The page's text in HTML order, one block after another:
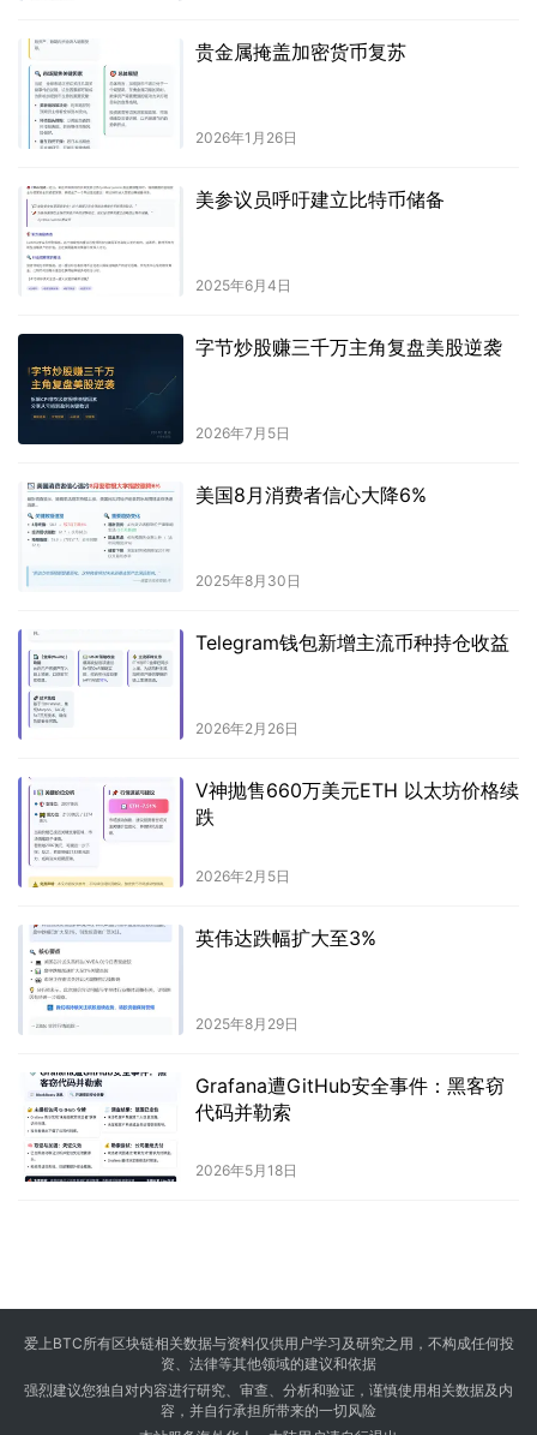
贵金属掩盖加密货币复苏
2026年1月26日
美参议员呼吁建立比特币储备
2025年6月4日
字节炒股赚三千万主角复盘美股逆袭
2026年7月5日
美国8月消费者信心大降6%
2025年8月30日
Telegram钱包新增主流币种持仓收益
2026年2月26日
V神抛售660万美元ETH 以太坊价格续
跌
2026年2月5日
英伟达跌幅扩大至3%
2025年8月29日
Grafana遭GitHub安全事件：黑客窃
代码并勒索
2026年5月18日
爱上BTC所有区块链相关数据与资料仅供用户学习及研究之用，不构成任何投
资、法律等其他领域的建议和依据
强烈建议您独自对内容进行研究、审查、分析和验证，谨慎使用相关数据及内
容，并自行承担所带来的一切风险